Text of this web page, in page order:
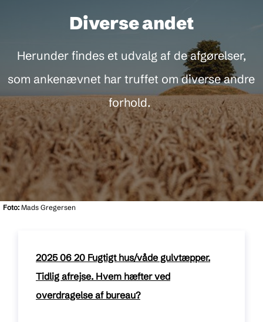
Diverse andet
Herunder findes et udvalg af de afgørelser,
som ankenævnet har truffet om diverse andre
forhold.
Foto: Mads Gregersen
2025 06 20 Fugtigt hus/våde gulvtæpper.
Tidlig afrejse. Hvem hæfter ved
overdragelse af bureau?